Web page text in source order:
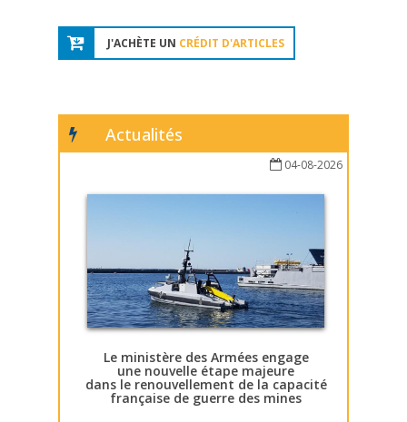
J'ACHÈTE UN CRÉDIT D'ARTICLES
Actualités
04-08-2026
Le ministère des Armées engage
une nouvelle étape majeure
dans le renouvellement de la capacité
française de guerre des mines